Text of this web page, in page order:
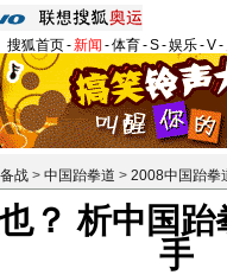
搜狐首页-新闻 -体育-S-娱乐-V-
战 > 中国跆拳道 > 2008中国跆拳
？ 析中国
手